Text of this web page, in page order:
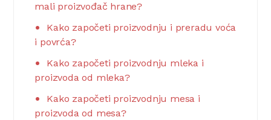
mali proizvođač hrane?
Kako započeti proizvodnju i preradu voća
i povrća?
Kako započeti proizvodnju mleka i
proizvoda od mleka?
Kako započeti proizvodnju mesa i
proizvoda od mesa?